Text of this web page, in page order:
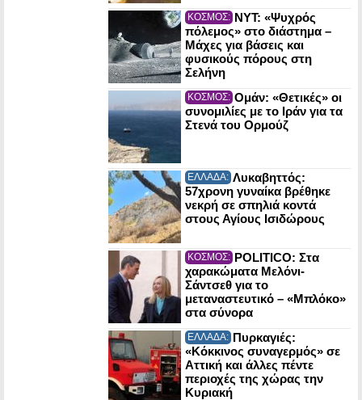
ΚΟΣΜΟΣ: NYT: «Ψυχρός
πόλεμος» στο διάστημα –
Μάχες για βάσεις και
φυσικούς πόρους στη
Σελήνη
ΚΟΣΜΟΣ: Ομάν: «Θετικές» οι
συνομιλίες με το Ιράν για τα
Στενά του Ορμούζ
ΕΛΛΑΔΑ: Λυκαβηττός:
57χρονη γυναίκα βρέθηκε
νεκρή σε σπηλιά κοντά
στους Αγίους Ισιδώρους
ΚΟΣΜΟΣ: POLITICO: Στα
χαρακώματα Μελόνι-
Σάντσεθ για το
μεταναστευτικό – «Μπλόκο»
στα σύνορα
ΕΛΛΑΔΑ: Πυρκαγιές:
«Κόκκινος συναγερμός» σε
Αττική και άλλες πέντε
περιοχές της χώρας την
Κυριακή